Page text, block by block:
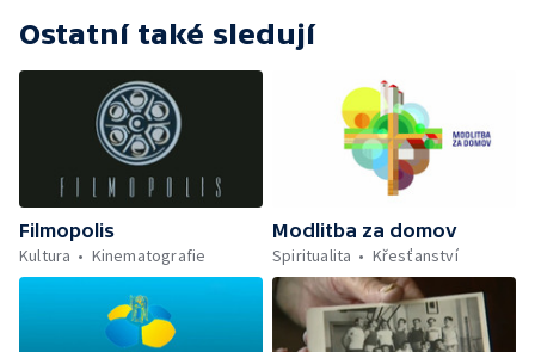
Ostatní také sledují
Filmopolis
Kultura
Kinematografie
Modlitba za domov
Spiritualita
Křesťanství